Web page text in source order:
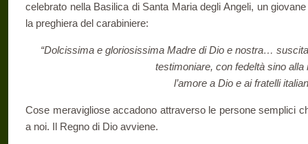
celebrato nella Basilica di Santa Maria degli Angeli, un
la preghiera del carabiniere:
“Dolcissima e gloriosissima Madre di Dio e nostra…
testimoniare, con fedeltà sino alla
l’amore a Dio e ai fratelli
Cose meravigliose accadono attraverso le persone semplici
a noi. Il Regno di Dio avviene.